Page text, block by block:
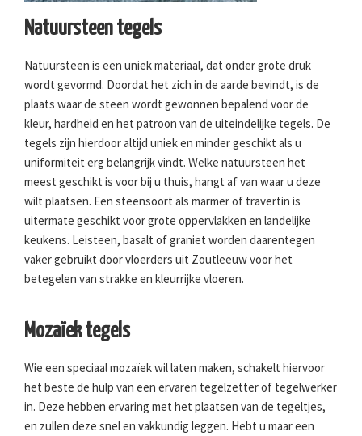
Natuursteen tegels
Natuursteen is een uniek materiaal, dat onder grote druk
wordt gevormd. Doordat het zich in de aarde bevindt, is de
plaats waar de steen wordt gewonnen bepalend voor de
kleur, hardheid en het patroon van de uiteindelijke tegels. De
tegels zijn hierdoor altijd uniek en minder geschikt als u
uniformiteit erg belangrijk vindt. Welke natuursteen het
meest geschikt is voor bij u thuis, hangt af van waar u deze
wilt plaatsen. Een steensoort als marmer of travertin is
uitermate geschikt voor grote oppervlakken en landelijke
keukens. Leisteen, basalt of graniet worden daarentegen
vaker gebruikt door vloerders uit Zoutleeuw voor het
betegelen van strakke en kleurrijke vloeren.
Mozaïek tegels
Wie een speciaal mozaïek wil laten maken, schakelt hiervoor
het beste de hulp van een ervaren tegelzetter of tegelwerker
in. Deze hebben ervaring met het plaatsen van de tegeltjes,
en zullen deze snel en vakkundig leggen. Hebt u maar een